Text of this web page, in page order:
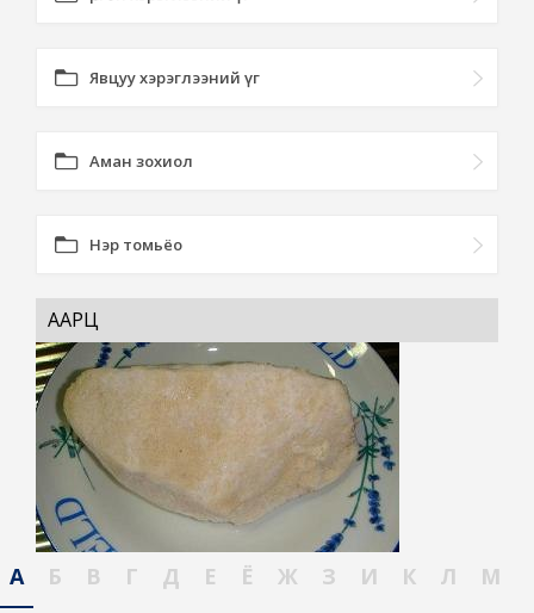
Явцуу хэрэглээний үг
Аман зохиол
Нэр томьёо
ААРЦ
А Б В Г Д Е Ё Ж З И К Л
М